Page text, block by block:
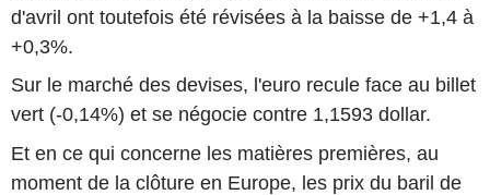
d'avril ont toutefois été révisées à la baisse de +1,4 à
+0,3%.
Sur le marché des devises, l'euro recule face au billet
vert (-0,14%) et se négocie contre 1,1593 dollar.
Et en ce qui concerne les matières premières, au
moment de la clôture en Europe, les prix du baril de